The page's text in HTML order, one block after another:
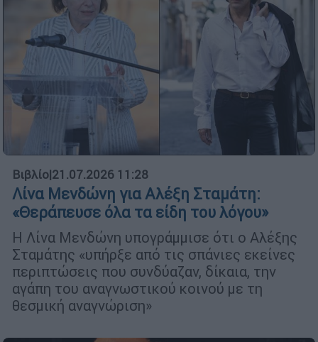
Βιβλίο|21.07.2026 11:28
Λίνα Μενδώνη για Αλέξη Σταμάτη:
«Θεράπευσε όλα τα είδη του λόγου»
Η Λίνα Μενδώνη υπογράμμισε ότι ο Αλέξης
Σταμάτης «υπήρξε από τις σπάνιες εκείνες
περιπτώσεις που συνδύαζαν, δίκαια, την
αγάπη του αναγνωστικού κοινού με τη
θεσμική αναγνώριση»